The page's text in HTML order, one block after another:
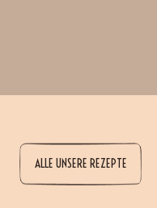
ALLE UNSERE REZEPTE